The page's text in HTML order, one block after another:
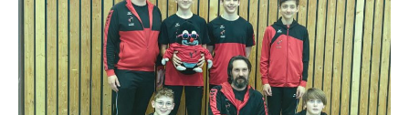
Deutschen
Meisterschaft
im
Bogensport